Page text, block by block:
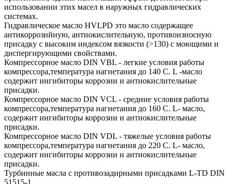
использовании этих масел в наружных гидравлических
системах.
Гидравлическое масло HVLPD это масло содержащее
антикоррозийную, антиокислительную, противоизносную
присадку с высоким индексом вязкости (>130) с моющими и
диспергирующими свойствами.
Компрессорное масло DIN VBL - легкие условия работы
компрессора,температура нагнетания до 140 С. L -масло
содержит ингибиторы коррозии и антиокислительные
присадки.
Компрессорное масло DIN VCL - средние условия работы
компрессора,температура нагнетания до 160 С. L- масло,
содержит ингибиторы коррозии и антиокислительные
присадки.
Компрессорное масло DIN VDL - тяжелые условия работы
компрессора,температура нагнетания до 220 С. L- масло,
содержит ингибиторы коррозии и антиокислительные
присадки.
Турбинные масла с противозадирными присадками L-TD DIN
51515-1